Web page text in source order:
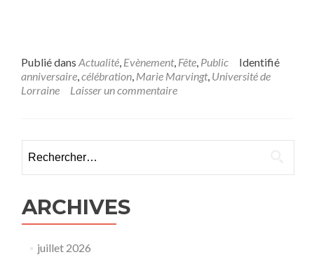
Publié dans Actualité, Evènement, Fête, Public
Identifié
anniversaire,célébration, Marie Marvingt, Université de
Lorraine
Laisser un commentaire
ARCHIVES
juillet 2026